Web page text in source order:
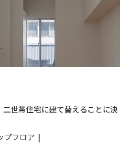
世帯住宅に建て替えることに決
プフロア